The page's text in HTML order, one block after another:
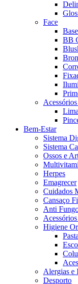
Face
Base
BB
Bem-Estar
Sistema
Sistema
Ossos e
Herpes
Emagrecer
Cuidados
Cansaço
Anti
Higiene
Alergias e
Desporto